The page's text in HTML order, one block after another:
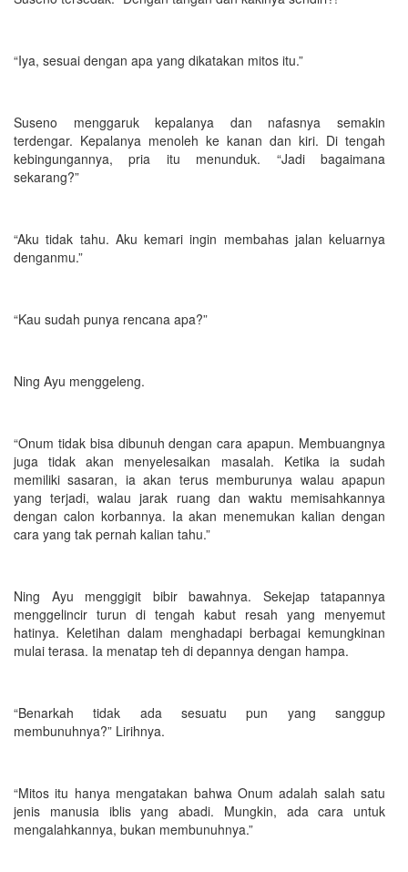
“Iya, sesuai dengan apa yang dikatakan mitos itu.”
Suseno menggaruk kepalanya dan nafasnya semakin
terdengar. Kepalanya menoleh ke kanan dan kiri. Di tengah
kebingungannya, pria itu menunduk. “Jadi bagaimana
sekarang?”
“Aku tidak tahu. Aku kemari ingin membahas jalan keluarnya
denganmu.”
“Kau sudah punya rencana apa?”
Ning Ayu menggeleng.
“Onum tidak bisa dibunuh dengan cara apapun. Membuangnya
juga tidak akan menyelesaikan masalah. Ketika ia sudah
memiliki sasaran, ia akan terus memburunya walau apapun
yang terjadi, walau jarak ruang dan waktu memisahkannya
dengan calon korbannya. Ia akan menemukan kalian dengan
cara yang tak pernah kalian tahu.”
Ning Ayu menggigit bibir bawahnya. Sekejap tatapannya
menggelincir turun di tengah kabut resah yang menyemut
hatinya. Keletihan dalam menghadapi berbagai kemungkinan
mulai terasa. Ia menatap teh di depannya dengan hampa.
“Benarkah tidak ada sesuatu pun yang sanggup
membunuhnya?” Lirihnya.
“Mitos itu hanya mengatakan bahwa Onum adalah salah satu
jenis manusia iblis yang abadi. Mungkin, ada cara untuk
mengalahkannya, bukan membunuhnya.”